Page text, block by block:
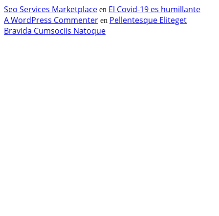
Seo Services Marketplace en El Covid-19 es humillante
A WordPress Commenter en Pellentesque Eliteget
Bravida Cumsociis Natoque